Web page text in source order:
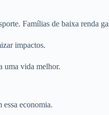
Famílias de baixa renda
impactos.
uma vida melhor.
economia.